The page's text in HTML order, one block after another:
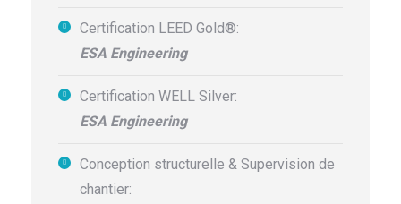
Certification LEED Gold®:
ESA Engineering
Certification WELL Silver:
ESA Engineering
Conception structurelle & Supervision de
chantier: